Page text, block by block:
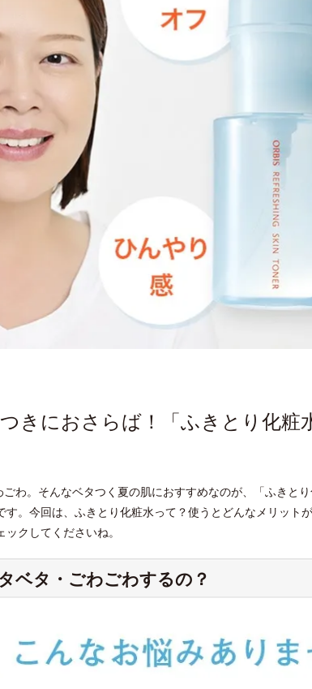
きにおさらば！「ふきとり化粧
わ。そんなベタつく夏の肌におすすめなのが、「ふきと
。今回は、ふきとり化粧水って？使うとどんなメリット
クしてくださいね。
ベタ・ごわごわするの？